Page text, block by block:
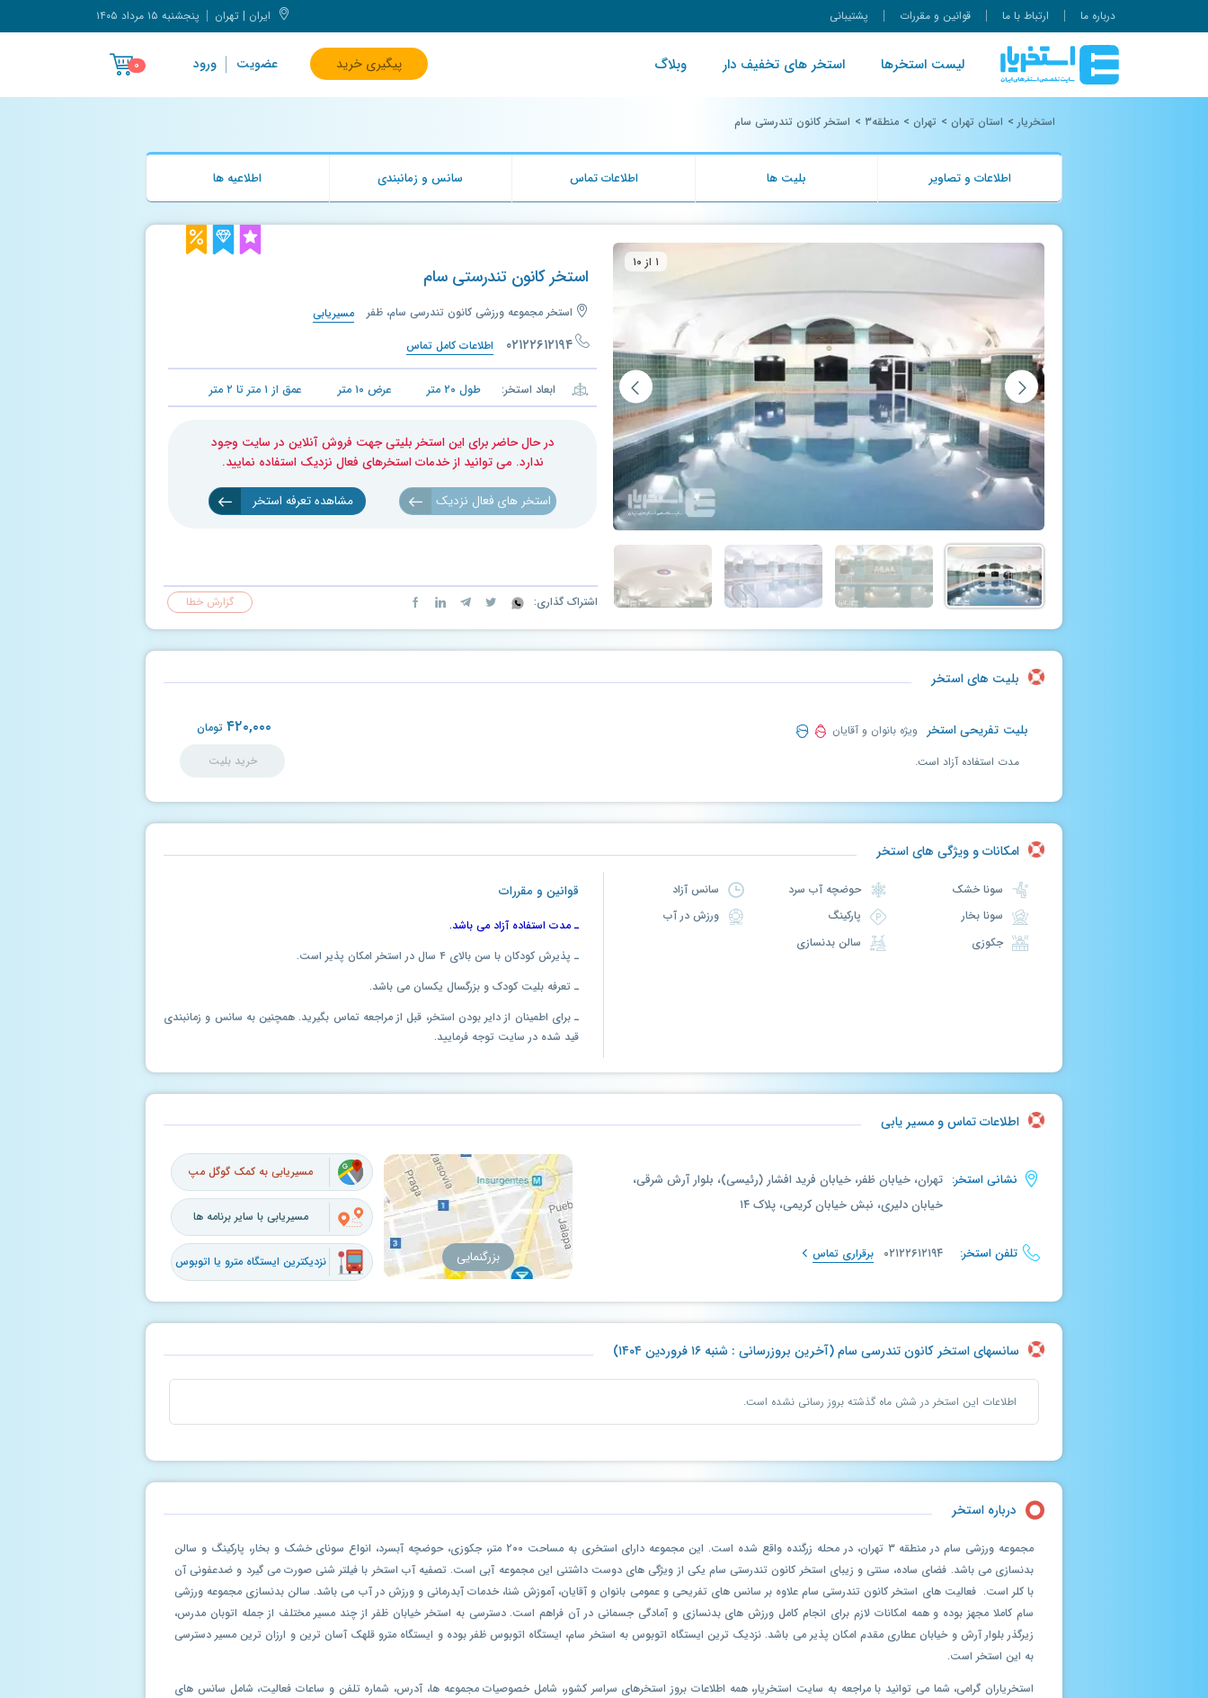
درباره ما ارتباط با ما قوانین و مقررات پشتیبانی ایران | تهران پنجشنبه ۱۵ مرداد ۱۴۰۵
لیست استخرها استخر های تخفیف دار وبلاگ پیگیری خرید عضویت ورود ۰
استخریار > استان تهران > تهران > منطقه۳ > استخر کانون تندرستی سام
اطلاعات و تصاویر بلیت ها اطلاعات تماس سانس و زمانبندی اطلاعیه ها
استخر کانون تندرستی سام
استخر مجموعه ورزشی کانون تندرسی سام، ظفر مسیریابی
۰۲۱۲۲۶۱۲۱۹۴ اطلاعات کامل تماس
۱ از ۱۰
ابعاد استخر: طول ۲۰متر عرض ۱۰ متر عمق از ۱ متر تا ۲متر
در حال حاضر برای این استخر بلیتی جهت فروش آنلاین در سایت وجود
ندارد. می توانید از خدمات استخرهای فعال نزدیک استفاده نمایید.
استخر های فعال نزدیک مشاهده تعرفه استخر
اشتراک گذاری: گزارش خطا
بلیت های استخر
بلیت تفریحی استخر ویژه بانوان و آقایان ۴۲۰,۰۰۰ تومان
خرید بلیت
مدت استفاده آزاد است.
امکانات و ویژگی های استخر
قوانین و مقررات
ـ مدت استفاده آزاد می باشد.
ـ پذیرش کودکان با سن بالای ۴ سال در استخر امکان پذیر است.
ـ تعرفه بلیت کودک و بزرگسال یکسان می باشد.
ـ برای اطمینان از دایر بودن استخر، قبل از مراجعه تماس بگیرید. همچنین به سانس و زمانبندی
قید شده در سایت توجه فرمایید.
اطلاعات تماس و مسیر یابی
نشانی استخر: تهران، خیابان ظفر، خیابان فرید افشار (رئیسی)، بلوار آرش شرقی،
خیابان دلیری، نبش خیابان کریمی، پلاک ۱۴
تلفن استخر: ۰۲۱۲۲۶۱۲۱۹۴ برقراری تماس بزرگنمایی
مسیریابی به کمک گوگل مپ
مسیریابی با سایر برنامه ها
نزدیکترین ایستگاه مترو یا اتوبوس
سانسهای استخر کانون تندرسی سام (آخرین بروزرسانی : شنبه ۱۶ فروردین ۱۴۰۴)
اطلاعات این استخر در شش ماه گذشته بروز رسانی نشده است.
درباره استخر
مجموعه ورزشی سام در منطقه ۳ تهران، در محله زرگنده واقع شده است. این مجموعه دارای استخری به مساحت ۲۰۰ متر، جکوزی، حوضچه آبسرد، انواع سونای خشک و بخار، پارکینگ و سالن
بدنسازی می باشد. فضای ساده، سنتی و زیبای استخر کانون تندرستی سام یکی از ویژگی های دوست داشتنی این مجموعه آبی است. تصفیه آب استخر با فیلتر شنی صورت می گیرد و ضدعفونی آن
با کلر است. فعالیت های استخر کانون تندرستی سام علاوه بر سانس های تفریحی و عمومی بانوان و آقایان، آموزش شنا، خدمات آبدرمانی و ورزش در آب می باشد. سالن بدنسازی مجموعه ورزشی
سام کاملا مجهز بوده و همه امکانات لازم برای انجام کامل ورزش های بدنسازی و آمادگی جسمانی در آن فراهم است. دسترسی به استخر خیابان ظفر از چند مسیر مختلف از جمله اتوبان مدرس،
زیرگذر بلوار آرش و خیابان عطاری مقدم امکان پذیر می باشد. نزدیک ترین ایستگاه اتوبوس به استخر سام، ایستگاه اتوبوس ظفر بوده و ایستگاه مترو قلهک آسان ترین و ارزان ترین مسیر دسترسی
به این استخر است.
استخریاران گرامی، شما می توانید با مراجعه به سایت استخریار، همه اطلاعات بروز استخرهای سراسر کشور، شامل خصوصیات مجموعه ها، آدرس، شماره تلفن و ساعات فعالیت، شامل سانس های